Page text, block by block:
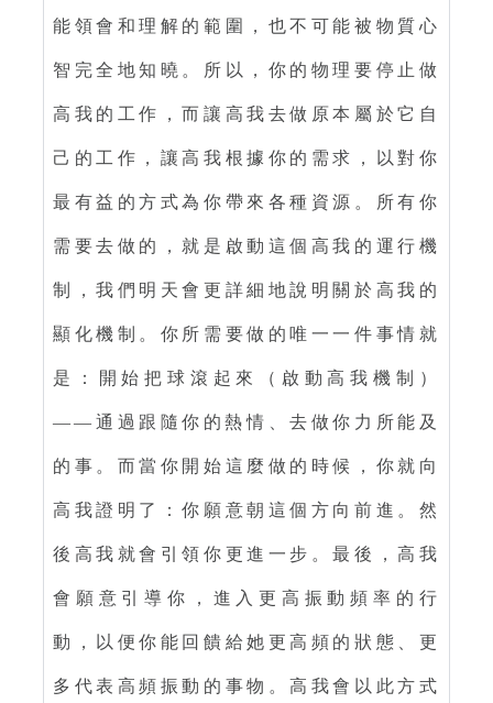
能領會和理解的範圍，也不可能被物質心
智完全地知曉。所以，你的物理要停止做
高我的工作，而讓高我去做原本屬於它自
己的工作，讓高我根據你的需求，以對你
最有益的方式為你帶來各種資源。所有你
需要去做的，就是啟動這個高我的運行機
制，我們明天會更詳細地說明關於高我的
顯化機制。你所需要做的唯一一件事情就
是：開始把球滾起來（啟動高我機制）
——通過跟隨你的熱情、去做你力所能及
的事。而當你開始這麼做的時候，你就向
高我證明了：你願意朝這個方向前進。然
後高我就會引領你更進一步。最後，高我
會願意引導你，進入更高振動頻率的行
動，以便你能回饋給她更高頻的狀態、更
多代表高頻振動的事物。高我會以此方式